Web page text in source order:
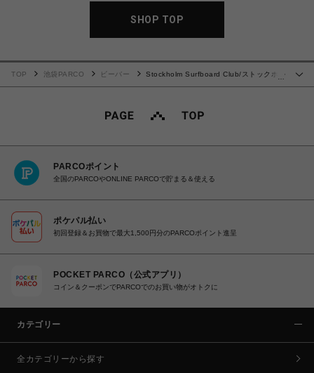
SHOP TOP
TOP 池袋PARCO ビーバー
Stockholm Surfboard Club/ストックホル
PARCOポイント
全国のPARCOやONLINE PARCOで貯まる＆使える
ポケパル払い
初回登録＆お買物で最大1,500円分のPARCOポイント進呈
POCKET PARCO（公式アプリ）
コイン＆クーポンでPARCOでのお買い物がオトクに
カテゴリー
全カテゴリーから探す